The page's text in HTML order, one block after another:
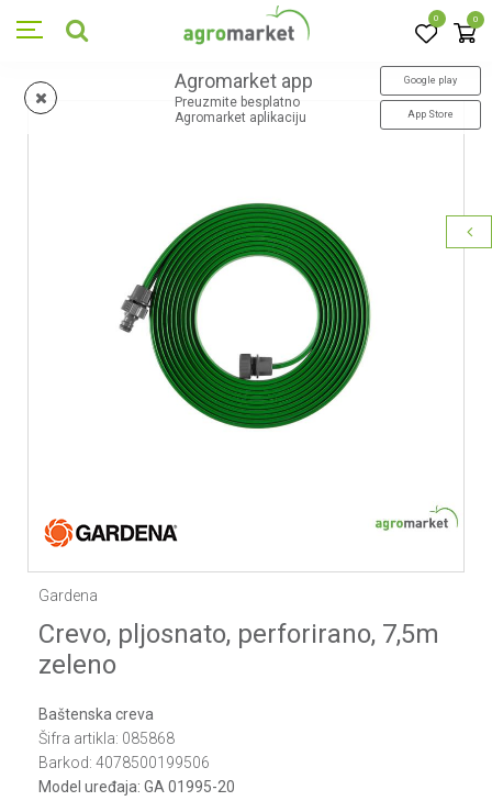
0 0
Agromarket app
Preuzmite besplatno
Agromarket aplikaciju
Google play
App Store
Gardena
Crevo, pljosnato, perforirano, 7,5m
zeleno
Baštenska creva
Šifra artikla: 085868
Barkod: 4078500199506
Model uređaja: GA 01995-20